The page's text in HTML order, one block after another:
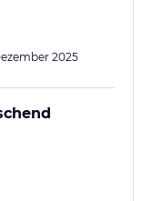
Außensauna,
zwei Solarien.
Beauty- und
wie in Ihrem
2025